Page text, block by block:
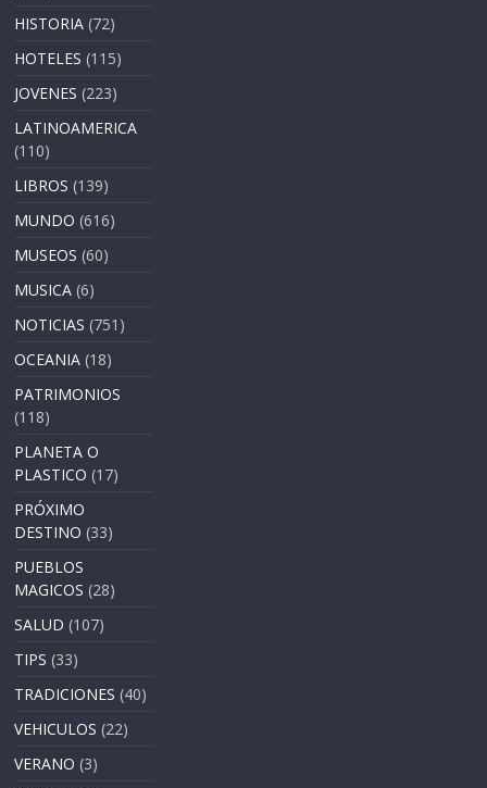
HISTORIA (72)
HOTELES (115)
JOVENES (223)
LATINOAMERICA
(110)
LIBROS (139)
MUNDO (616)
MUSEOS (60)
MUSICA (6)
NOTICIAS (751)
OCEANIA (18)
PATRIMONIOS
(118)
PLANETA O
PLASTICO (17)
PRÓXIMO
DESTINO (33)
PUEBLOS
MAGICOS (28)
SALUD (107)
TIPS (33)
TRADICIONES (40)
VEHICULOS (22)
VERANO (3)